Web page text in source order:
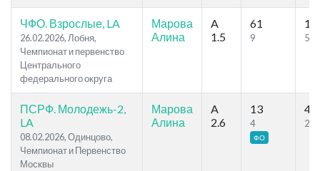
ЧФО. Взрослые, LA
26.02.2026, Лобня,
Чемпионат и первенство
Центрального
федерального округа
Марова
Алина
A
1.5
61
9 50
ПСРФ. Молодежь-2,
LA
08.02.2026, Одинцово,
Чемпионат и Первенство
Москвы
Марова
Алина
A
2.6
13
4
ФО
40
25